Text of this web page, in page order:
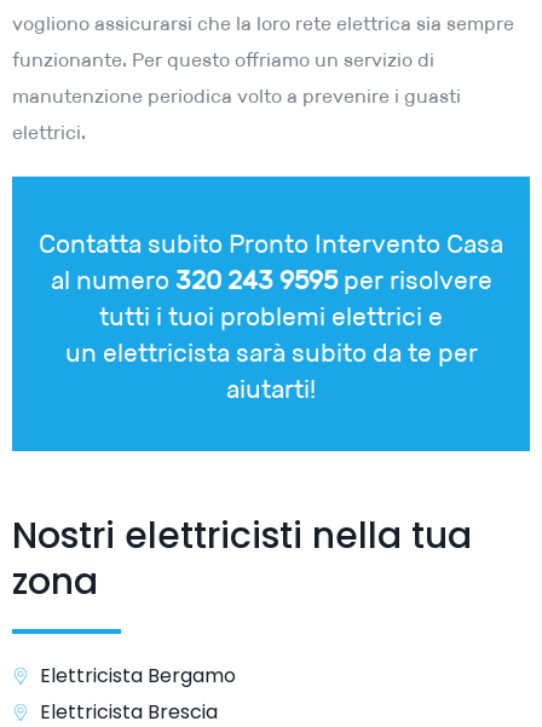
vogliono assicurarsi che la loro rete elettrica sia sempre
funzionante. Per questo offriamo un servizio di
manutenzione periodica volto a prevenire i guasti
elettrici.
Contatta subito Pronto Intervento Casa
al numero 320 243 9595per risolvere
tutti i tuoi problemi elettrici e
un elettricista sarà subito da te per
aiutarti!
Nostri elettricisti nella tua
zona
Elettricista Bergamo
Elettricista Brescia